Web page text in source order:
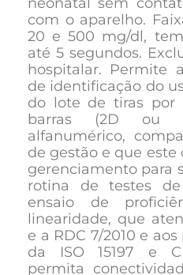
com o aparelho.
20 e 500 mg/dl,
até 5 segundos.
hospitalar. Permite
de identificação do
do lote de tiras por
barras (2D ou
alfanumérico,
de gestão e que este
gerenciamento para
rotina de testes
ensaio de
linearidade, que
e a RDC 7/2010 e
da ISO 15197 e
permita